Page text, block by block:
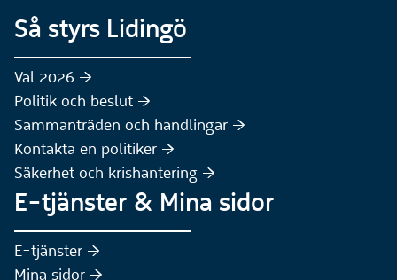
Så styrs Lidingö
Val 2026 :höger:
Politik och beslut :höger:
Sammanträden och handlingar :höger:
Kontakta en politiker :höger:
Säkerhet och krishantering :höger:
E-tjänster & Mina sidor
E-tjänster :höger:
Mina sidor :höger: